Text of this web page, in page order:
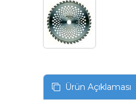
Ürün Açıklaması